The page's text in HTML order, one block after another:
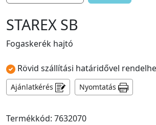
STAREX SB
Fogaskerék hajtó
Rövid szállítási határidővel
Ajánlatkérés Nyomtatás
Termékkód: 7632070